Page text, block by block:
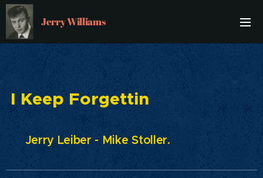
Jerry Williams
I Keep Forgettin
Jerry Leiber - Mike Stoller.